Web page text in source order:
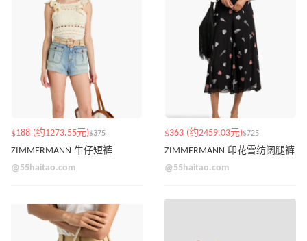
$188 (约1273.55元)$375
ZIMMERMANN 牛仔短裤
@55haitao.com
$363 (约2459.03元)$725
ZIMMERMANN 印花雪纺阔腿裤
@55haitao.com